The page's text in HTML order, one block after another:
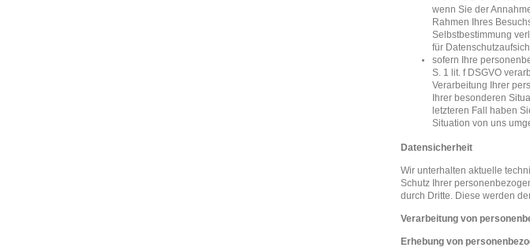
wenn Sie der
Rahmen Ihres
Selbstbestimmung
für
sofern Ihre
S. 1 lit. f DSGVO
Verarbeitung Ihrer
Ihrer besonderen
letzteren Fall haben
Situation von uns
Datensicherheit
Wir unterhalten aktuelle
Schutz Ihrer
durch Dritte. Diese werden
Verarbeitung von
Erhebung von